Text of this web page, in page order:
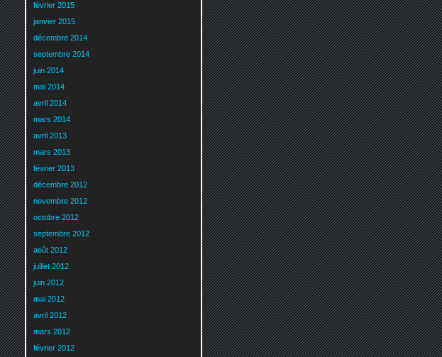
février 2015
janvier 2015
décembre 2014
septembre 2014
juin 2014
mai 2014
avril 2014
mars 2014
avril 2013
mars 2013
février 2013
décembre 2012
novembre 2012
octobre 2012
septembre 2012
août 2012
juillet 2012
juin 2012
mai 2012
avril 2012
mars 2012
février 2012